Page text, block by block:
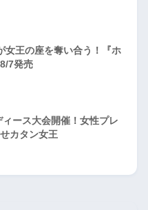
女王の座を奪い合う！『ホ
7発売
ース大会開催！女性プレ
カタン女王